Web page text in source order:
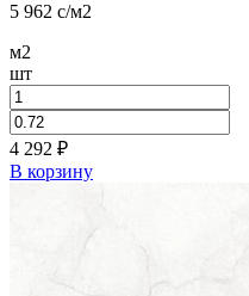
5 962 c/м2
м2
шт
4 292 ₽
В корзину